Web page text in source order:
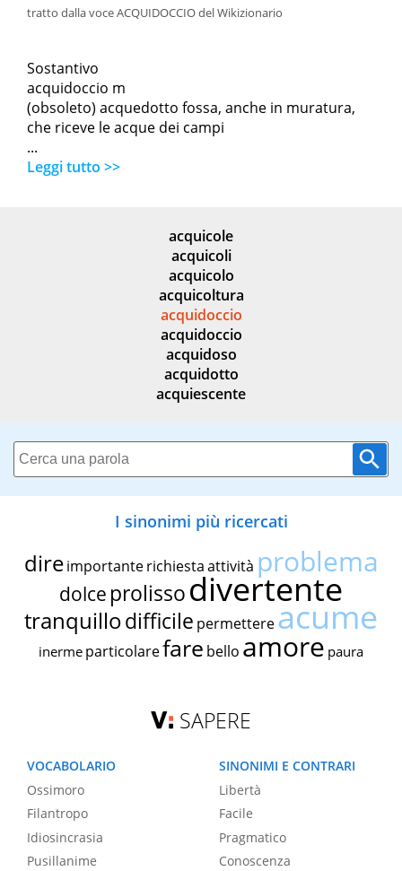
tratto dalla voce ACQUIDOCCIO del Wikizionario
Sostantivo
acquidoccio m
(obsoleto) acquedotto fossa, anche in muratura,
che riceve le acque dei campi
...
Leggi tutto >>
acquicole
acquicoli
acquicolo
acquicoltura
acquidoccio
acquidoccio
acquidoso
acquidotto
acquiescente
I sinonimi più ricercati
dire importante richiestaattività problema
dolce prolissodivertente
tranquillodifficile permettereacume
inerme particolarefare bello amore paura
SAPERE
VOCABOLARIO
Ossimoro
Filantropo
Idiosincrasia
Pusillanime
SINONIMI E CONTRARI
Libertà
Facile
Pragmatico
Conoscenza